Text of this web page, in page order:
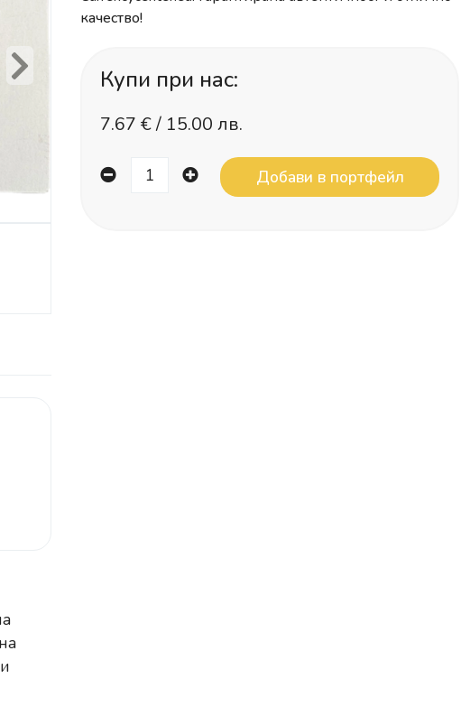
Next
качество!
Купи при нас:
7.67 € / 15.00 лв.